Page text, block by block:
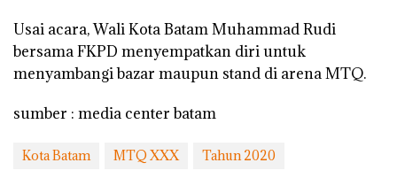
Usai acara, Wali Kota Batam Muhammad Rudi
bersama FKPD menyempatkan diri untuk
menyambangi bazar maupun stand di arena MTQ.
sumber : media center batam
Kota Batam MTQ XXX Tahun 2020